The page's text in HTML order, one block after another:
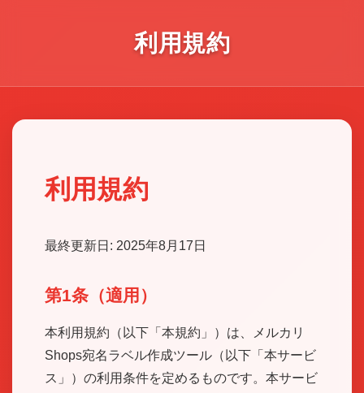
利用規約
利用規約
最終更新日: 2025年8月17日
第1条（適用）
本利用規約（以下「本規約」）は、メルカリ
Shops宛名ラベル作成ツール（以下「本サービ
ス」）の利用条件を定めるものです。本サービ